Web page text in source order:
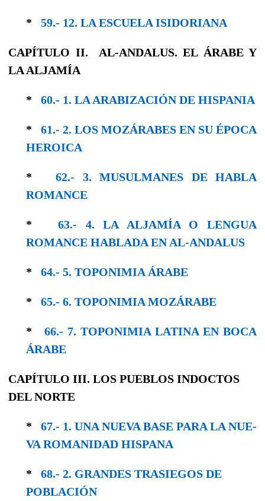
* 59.- 12. LA ESCUELA ISIDORIANA
CAPÍTULO II. AL-ANDALUS. EL ÁRABE Y
LA ALJAMÍA
* 60.- 1. LA ARABIZACIÓN DE HISPANIA
* 61.- 2. LOS MOZÁRABES EN SU ÉPOCA
HE­ROICA
*62.- 3. MUSULMANES DE HABLA
ROMANCE
* 63.- 4. LA ALJAMÍA O LENGUA
ROMANCE HABLADA EN AL-ANDALUS
* 64.- 5. TOPONIMIA ÁRABE
* 65.- 6. TOPONIMIA MOZÁRABE
* 66.- 7. TOPONIMIA LATINA EN BOCA
ÁRABE
CAPÍTULO III. LOS PUEBLOS INDOCTOS
DEL NORTE
* 67.- 1. UNA NUEVA BASE PARA LA NUE­
VA ROMANIDAD HISPANA
* 68.- 2. GRANDES TRASIEGOS DE
POBLACIÓN